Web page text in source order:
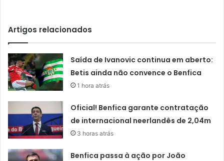
Artigos relacionados
Saída de Ivanovic continua em aberto:
Betis ainda não convence o Benfica
1 hora atrás
Oficial! Benfica garante contratação
de internacional neerlandês de 2,04m
3 horas atrás
Benfica passa à ação por João